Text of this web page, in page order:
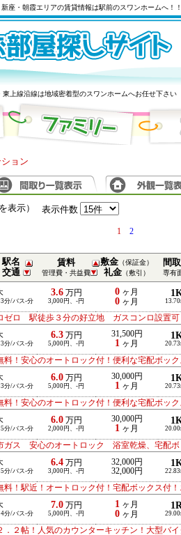
座・朝霞エリアの賃貸情報は駅前のスワンホームへ！
上線沿線は地域密着型のスワンホームへお任せ下さい
ョン
表示） 表示件数
1 2
駅名
交通
賃料
管理費・共益費
敷金 （保証金）
礼金 （敷引）
間
専有
分/バス-分
3.6万円
3,000円、-円
0 ヶ月
0 ヶ月
ゼロ 駅徒歩３分の好立地 ガスコンロ設
分/バス-分
6.3万円
5,000円、-円
31,500円
1 ヶ月
！安心のオートロック付！便利な宅配ボッ
分/バス-分
6.0万円
5,000円、-円
30,000円
1 ヶ月
！安心のオートロック付！便利な宅配ボッ
分/バス-分
6.0万円
2,000円、-円
30,000円
1 ヶ月
ガス 安心のオートロック 浴室乾燥、宅配ボ
分/バス-分
6.4万円
3,000円、-円
32,000円
32,000円
！駅近！オートロック付！宅配ボックス付
分/バス-分
7.0万円
5,000円、-円
1 ヶ月
0 ヶ月
２帖！人気のカウンターキッチン！大型バ